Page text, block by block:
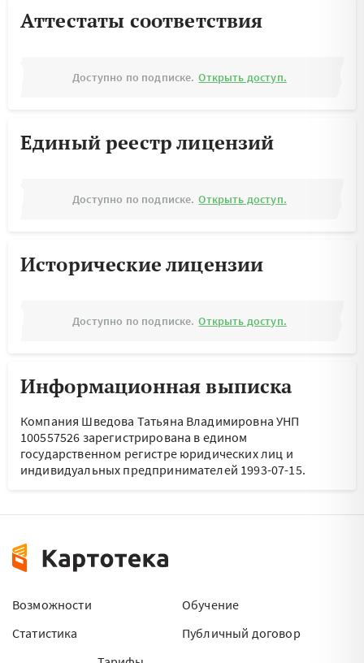
Аттестаты соответствия
Доступно по подписке. Открыть доступ.
Единый реестр лицензий
Доступно по подписке. Открыть доступ.
Исторические лицензии
Доступно по подписке. Открыть доступ.
Информационная выписка
Компания Шведова Татьяна Владимировна УНП
100557526 зарегистрирована в едином
государственном регистре юридических лиц и
индивидуальных предпринимателей 1993-07-15.
Возможности
Статистика
Обучение
Публичный договор